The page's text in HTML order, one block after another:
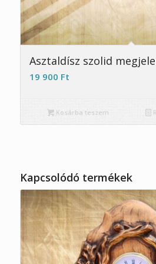
Asztaldísz szolid
19 900 Ft
Kosárba teszem
Kapcsolódó termékek